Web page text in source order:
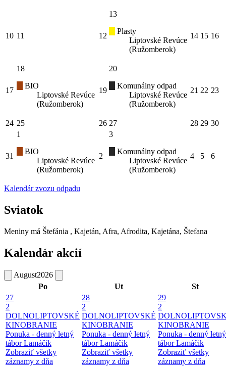
10 11 12
13
Plasty
Liptovské Revúce
(Ružomberok)
14 15 16
17
18
BIO
Liptovské Revúce
(Ružomberok)
19
20
Komunálny odpad
Liptovské Revúce
(Ružomberok)
21 22 23
24 25 26 27 28 29 30
31
1
BIO
Liptovské Revúce
(Ružomberok)
2
3
Komunálny odpad
Liptovské Revúce
(Ružomberok)
4 5 6
Kalendár zvozu odpadu
Sviatok
Meniny má Štefánia , Kajetán, Afra, Afrodita, Kajetána, Štefana
Kalendár akcií
August2026
Po
Ut
St
27
2
DOLNOLIPTOVSKÉ
KINOBRANIE
Ponuka - denný letný
tábor Lamáčik
Zobraziť všetky
záznamy z dňa
28
2
DOLNOLIPTOVSKÉ
KINOBRANIE
Ponuka - denný letný
tábor Lamáčik
Zobraziť všetky
záznamy z dňa
29
2
KINOBRANIE
Ponuka - denný letný
tábor Lamáčik
Zobraziť všetky
záznamy z dňa